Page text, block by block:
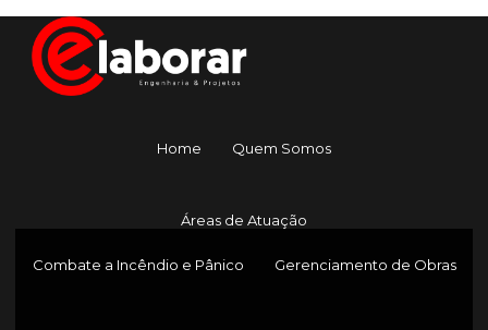
Home Quem Somos
Áreas de Atuação
Combate a Incêndio e Pânico Gerenciamento de Obras